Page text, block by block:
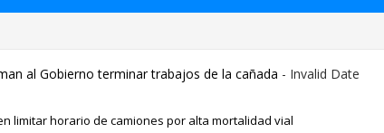
al Gobierno terminar trabajos de la cañada - Invalid Date
limitar horario de camiones por alta mortalidad vial